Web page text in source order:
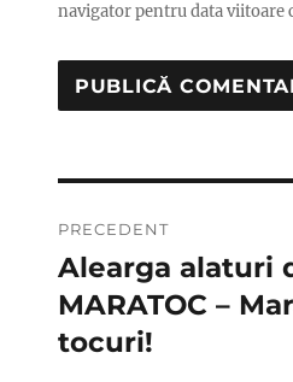
navigator pentru data viitoare
în
articole
PRECEDENT
Articolul
anterior:
Alearga alaturi
MARATOC –
tocuri!